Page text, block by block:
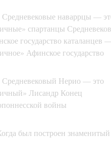
Средневековые наваррцы —
спартанцы
государство каталанцев
Афинское государство
Средневековый Нерио — это
Лисандр Конец
войны
был построен знаменитый